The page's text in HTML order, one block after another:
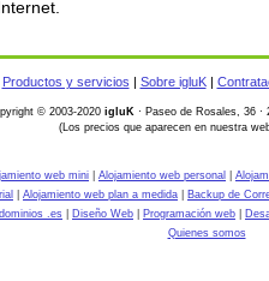
Productos y servicios | Sobre igluK|
© 2003-2020 igluK · Paseo de Rosales, 36
(Los precios que aparecen en nuestra
web mini Alojamiento web personal
Alojamiento web plan a medida
Backup de
.es Diseño Web Programación web
Quienes somos